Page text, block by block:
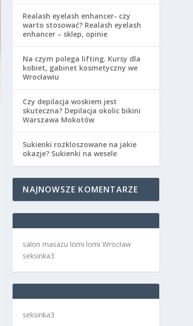
Realash eyelash enhancer- czy
warto stosować? Realash eyelash
enhancer – sklep, opinie
Na czym polega lifting. Kursy dla
kobiet, gabinet kosmetyczny we
Wrocławiu
Czy depilacja woskiem jest
skuteczna? Depilacja okolic bikini
Warszawa Mokotów
Sukienki rozkloszowane na jakie
okazje? Sukienki na wesele
NAJNOWSZE KOMENTARZE
salon masażu lomi lomi Wrocław
seksinka3
seksinka3